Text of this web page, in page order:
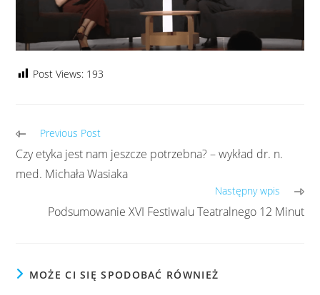
Post Views: 193
Previous Post
Czy etyka jest nam jeszcze potrzebna? – wykład dr. n.
med. Michała Wasiaka
Następny wpis
Podsumowanie XVI Festiwalu Teatralnego 12 Minut
MOŻE CI SIĘ SPODOBAĆ RÓWNIEŻ